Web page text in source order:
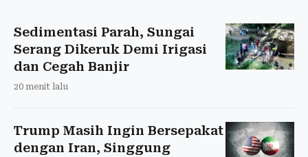
Sedimentasi Parah, Sungai
Serang Dikeruk Demi Irigasi
dan Cegah Banjir
20 menit lalu
Trump Masih Ingin Bersepakat
dengan Iran, Singgung